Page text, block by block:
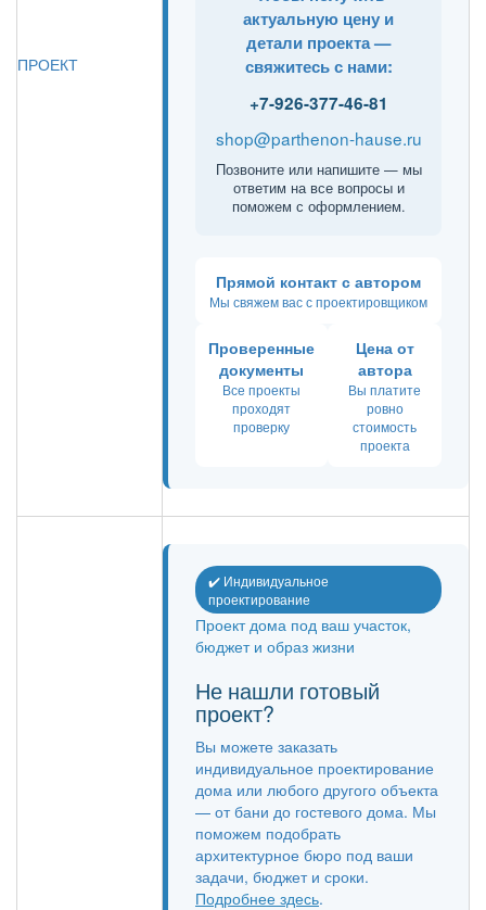
ПРОЕКТ
актуальную цену и
детали проекта —
свяжитесь с нами:
+7-926-377-46-81
shop@parthenon-hause.ru
Позвоните или напишите — мы
ответим на все вопросы и
поможем с оформлением.
Прямой контакт с автором
Мы свяжем вас с проектировщиком
Проверенные
документы
Все проекты
проходят
проверку
Цена от
автора
Вы платите
ровно
стоимость
проекта
✔️ Индивидуальное
проектирование
Проект дома под ваш участок,
бюджет и образ жизни
Не нашли готовый
проект?
Вы можете заказать
индивидуальное проектирование
дома или любого другого объекта
— от бани до гостевого дома. Мы
поможем подобрать
архитектурное бюро под ваши
задачи, бюджет и сроки.
Подробнее здесь.